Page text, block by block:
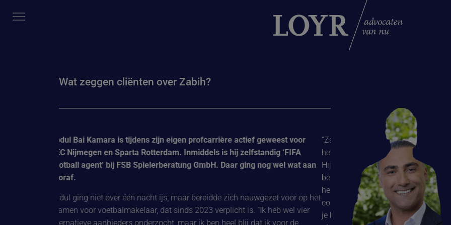
Wat zeggen cliënten over Zabih?
Abdul Bai Kamara is tijdens zijn eigen profcarrière actief geweest voor
NEC Nijmegen en Sparta Rotterdam. Inmiddels is hij zelfstandig ‘FIFA
Football agent’ bij FSB Spielerberatung GmbH. Daar ging nog wel wat aan
vooraf.
Abdul ging niet over één nacht ijs, maar bereidde zich nauwgezet voor op het
examen voor voetbalmakelaar, dat sinds 2023 verplicht is. “Ik heb wel vier
alternatieve aanbieders onderzocht, maar ik ben heel blij dat ik voor de
“Zabih adviseert ons bedrijf over
het voorbereiden en reviseren van
Hij is geen typische advocaat in de zin
benadering heeft en altijd vriendelijk
hem waardeer is zijn stiptheid,
communicatie. Met andere advocaten
je krijgt soms het gevoel dat ze niet